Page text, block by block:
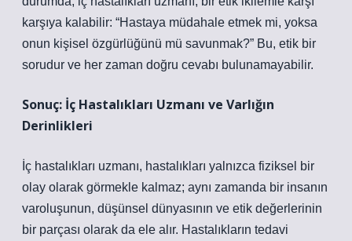
karşıya kalabilir: “Hastaya müdahale etmek mi, yoksa
onun kişisel özgürlüğünü mü savunmak?” Bu, etik bir
sorudur ve her zaman doğru cevabı bulunamayabilir.
Sonuç: İç Hastalıkları Uzmanı ve Varlığın
Derinlikleri
İç hastalıkları uzmanı, hastalıkları yalnızca fiziksel bir
olay olarak görmekle kalmaz; aynı zamanda bir insanın
varoluşunun, düşünsel dünyasının ve etik değerlerinin
bir parçası olarak da ele alır. Hastalıkların tedavi